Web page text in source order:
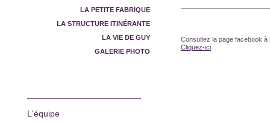
Consultez la page facebook à
Cliquez-ici
LA PETITE FABRIQUE
LA STRUCTURE ITINÉRANTE
LA VIE DE GUY
GALERIE PHOTO
L'équipe